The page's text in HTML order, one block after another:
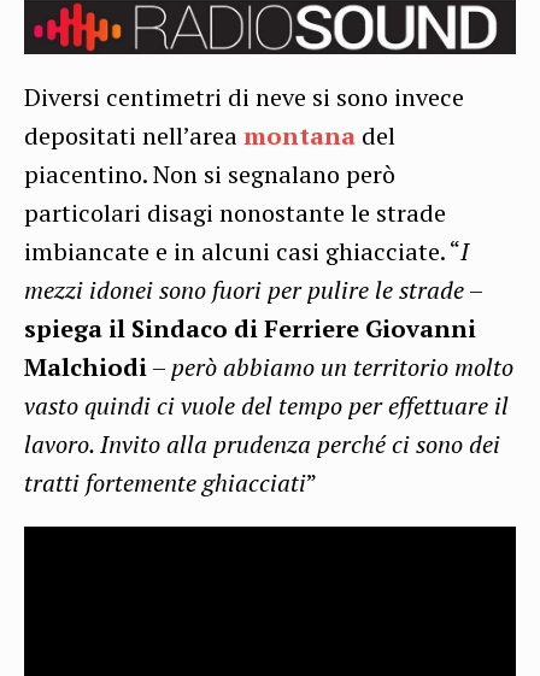
Diversi centimetri di neve si sono invece
depositati nell’areamontana del
piacentino. Non si segnalano però
particolari disagi nonostante le strade
imbiancate e in alcuni casi ghiacciate. “I
mezzi idonei sono fuori per pulire le strade–
spiega il Sindaco di Ferriere Giovanni
Malchiodi– però abbiamo un territorio molto
vasto quindi ci vuole del tempo per effettuare il
lavoro. Invito alla prudenza perché ci sono dei
tratti fortemente ghiacciati”